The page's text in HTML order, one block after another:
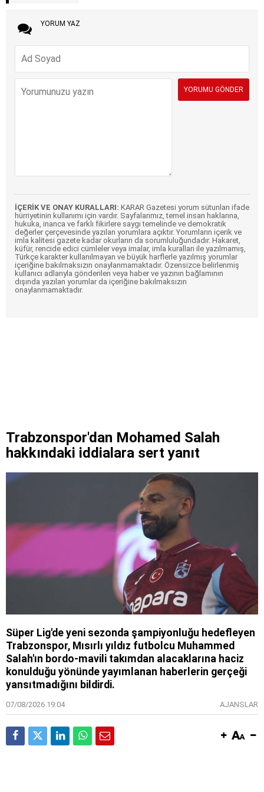
YORUM YAZ
İÇERİK VE ONAY KURALLARI: KARAR Gazetesi yorum sütunları ifade
hürriyetinin kullanımı için vardır. Sayfalarımız, temel insan haklarına,
hukuka, inanca ve farklı fikirlere saygı temelinde ve demokratik
değerler çerçevesinde yazılan yorumlara açıktır. Yorumların içerik ve
imla kalitesi gazete kadar okurların da sorumluluğundadır. Hakaret,
küfür, rencide edici cümleler veya imalar, imla kuralları ile yazılmamış,
Türkçe karakter kullanılmayan ve büyük harflerle yazılmış yorumlar
içeriğine bakılmaksızın onaylanmamaktadır. Özensizce belirlenmiş
kullanıcı adlarıyla gönderilen veya haber ve yazının bağlamının
dışında yazılan yorumlar da içeriğine bakılmaksızın
onaylanmamaktadır.
Trabzonspor'dan Mohamed Salah
hakkındaki iddialara sert yanıt
Süper Lig'de yeni sezonda şampiyonluğu hedefleyen
Trabzonspor, Mısırlı yıldız futbolcu Muhammed
Salah'ın bordo-mavili takımdan alacaklarına haciz
konulduğu yönünde yayımlanan haberlerin gerçeği
yansıtmadığını bildirdi.
07/08/2026 19:04 AJANSLAR